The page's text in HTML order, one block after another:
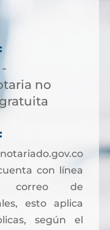
no
con línea
correo de
esto aplica
según el